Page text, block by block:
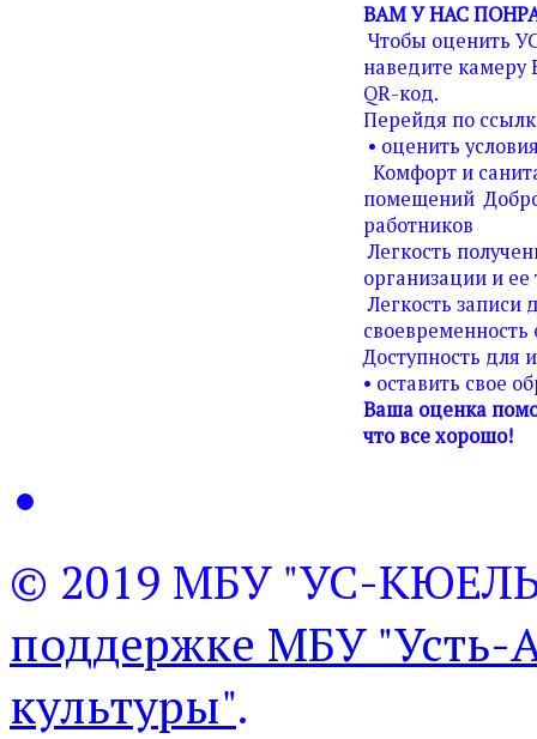
ВАМ У НАС
Чтобы оценить
наведите камеру
QR-код.
Перейдя по
• оценить
Комфорт и
помещений
работников
Легкость
организации и ее
Легкость записи
своевременность
Доступность для
• оставить свое
Ваша оценка
что все хорошо!
© 2019 МБУ "УС-
поддержке МБУ "Усть-
культуры".